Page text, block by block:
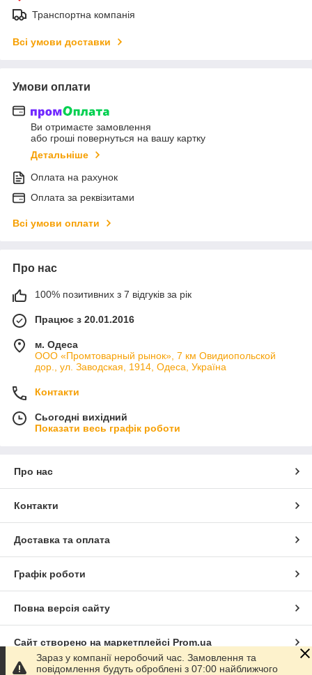
Транспортна компанія
Всі умови доставки
Умови оплати
Ви отримаєте замовлення
або гроші повернуться на вашу картку
Детальніше
Оплата на рахунок
Оплата за реквізитами
Всі умови оплати
Про нас
100% позитивних з 7 відгуків за рік
Працює з 20.01.2016
м. Одеса
ООО «Промтоварный рынок», 7 км Овидиопольской
дор., ул. Заводская, 1914, Одеса, Україна
Контакти
Сьогодні вихідний
Показати весь графік роботи
Про нас
Контакти
Доставка та оплата
Графік роботи
Повна версія сайту
Сайт створено на маркетплейсі Prom.ua
Зараз у компанії неробочий час. Замовлення та
повідомлення будуть оброблені з 07:00 найближчого